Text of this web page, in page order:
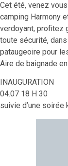
Cet été, venez
camping Harmony
verdoyant, profitez
toute sécurité,
pataugeoire pour
Aire de baignade
INAUGURATION
04.07 18 H 30
suivie d’une soirée